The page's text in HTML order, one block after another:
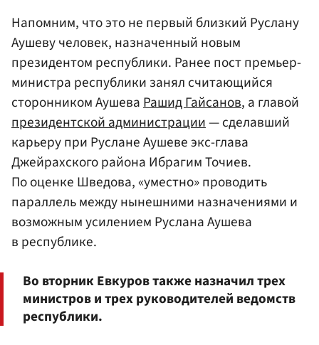
Напомним, что это не первый близкий Руслану
Аушеву человек, назначенный новым
президентом республики. Ранее пост премьер-
министра республики занял считающийся
сторонником АушеваРашид Гайсанов, а главой
президентской администрации— сделавший
карьеру при Руслане Аушеве экс-глава
Джейрахского района Ибрагим Точиев.
По оценке Шведова, «уместно» проводить
параллель между нынешними назначениями и
возможным усилением Руслана Аушева
в республике.
Во вторник Евкуров также назначил трех
министров и трех руководителей ведомств
республики.